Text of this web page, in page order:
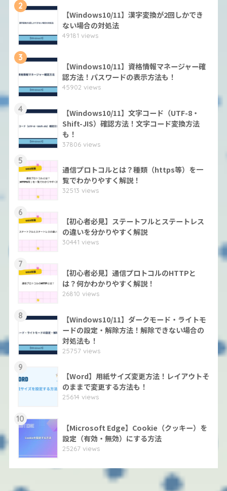
2
【Windows10/11】漢字変換が2回しかでき
ない場合の対処法
49181 views
3
【Windows10/11】資格情報マネージャー確
認方法！パスワードの表示方法も！
45902 views
4
【Windows10/11】文字コード（UTF-8・
Shift-JIS）確認方法！文字コード変換方法
も！
37806 views
5
通信プロトコルとは？種類（https等）を一
覧でわかりやすく解説！
32513 views
6
【初心者必見】ステートフルとステートレス
の違いを分かりやすく解説
30441 views
7
【初心者必見】通信プロトコルのHTTPと
は？何かわかりやすく解説！
26810 views
8
【Windows10/11】ダークモード・ライトモ
ードの設定・解除方法！解除できない場合の
対処法も！
25757 views
9
【Word】用紙サイズ変更方法！レイアウトそ
のままで変更する方法も！
25614 views
10
【Microsoft Edge】Cookie（クッキー）を
設定（有効・無効）にする方法
25267 views